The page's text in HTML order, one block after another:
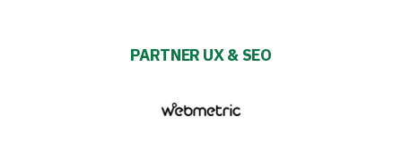
PARTNER UX & SEO